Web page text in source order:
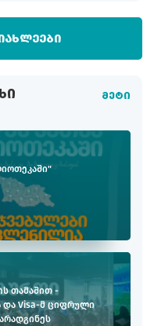
მეტი
თამაშით -
და Visa-მ ციფრული